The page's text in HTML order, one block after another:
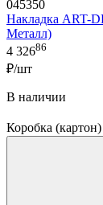
045350
Накладка ART-
Металл)
4 32686
₽/шт
В наличии
Коробка